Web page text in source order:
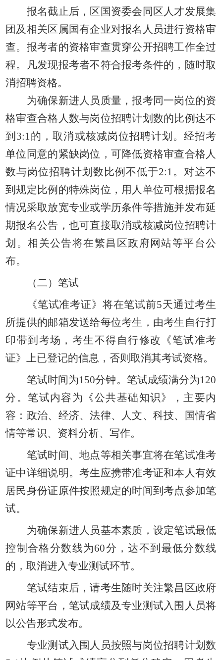
报名截止后，区国资委会同区人才发展集
团及相关区属国有企业对报名人员进行资格审
查。报考者的资格审查贯穿公开招聘工作全过
程。凡发现报考者不符合报考条件的，随时取
消招聘资格。
为确保新进人员质量，报考同一岗位的资
格审查合格人数与岗位招聘计划数的比例达不
到 3:1的，取消或核减岗位招聘计划。经招考
单位同意的紧缺岗位， 可降低资格审查合格人
数与岗位招聘计划数比例不低于2:1。对达不
到规定比例的特殊岗位 ，用人单位可根据报名
情况采取放宽专业或学历条件等措施并发布延
期报名公告，也可直接取消或核减岗位招聘计
划。相关公告将在繁昌区政府网站等平台公
布。
（二）笔试
《笔试准考证》将在笔试前5天通过考生
所提供的邮箱发送给每位考生，由考生自行打
印带到考场，考生不得自行修改《笔试准考
证》上已登记的信息，否则取消其考试资格。
笔试时间为150分钟。笔试成绩满分为120
分。笔试内容为《公共基础知识》，主要内
容：政治、经济、法律、人文、科技、国情省
情等常识、资料分析、写作。
笔试时间、地点等相关事宜将在笔试准考
证中详细说明。考生应携带准考证和本人有效
居民身份证原件按照规定的时间到考点参加笔
试。
为确保新进人员基本素质，设定笔试最低
控制合格分数线为60分，达不到最低分数线
的，取消进入专业测试环节。
笔试结束后，请考生随时关注繁昌区政府
网站等平台，笔试成绩及专业测试入围人员将
以公告形式发布。
专业测试入围人员按照与岗位招聘计划数